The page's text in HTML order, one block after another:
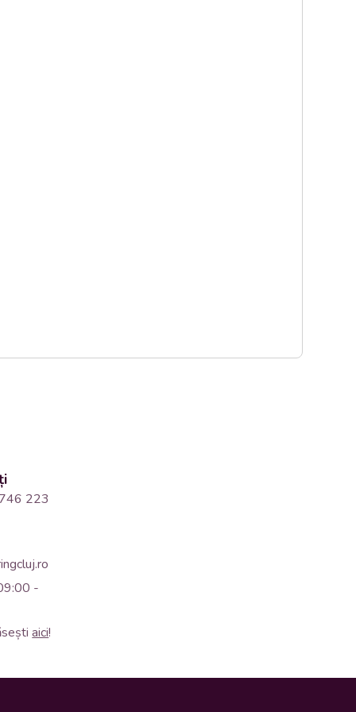
223
-
aici!